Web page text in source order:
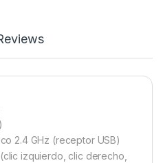
2.4 GHz (receptor USB)
izquierdo, clic derecho,